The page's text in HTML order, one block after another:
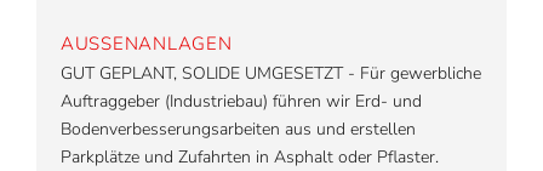
AUSSENANLAGEN
GUT GEPLANT, SOLIDE UMGESETZT - Für gewerbliche
Auftraggeber (Industriebau) führen wir Erd- und
Bodenverbesserungsarbeiten aus und erstellen
Parkplätze und Zufahrten in Asphalt oder Pflaster.